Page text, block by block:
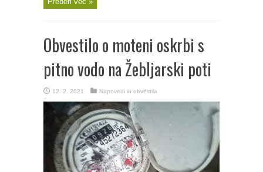
Obvestilo o moteni oskrbi s
pitno vodo na Žebljarski poti
12. 2. 2021 Napovedi in obvestila